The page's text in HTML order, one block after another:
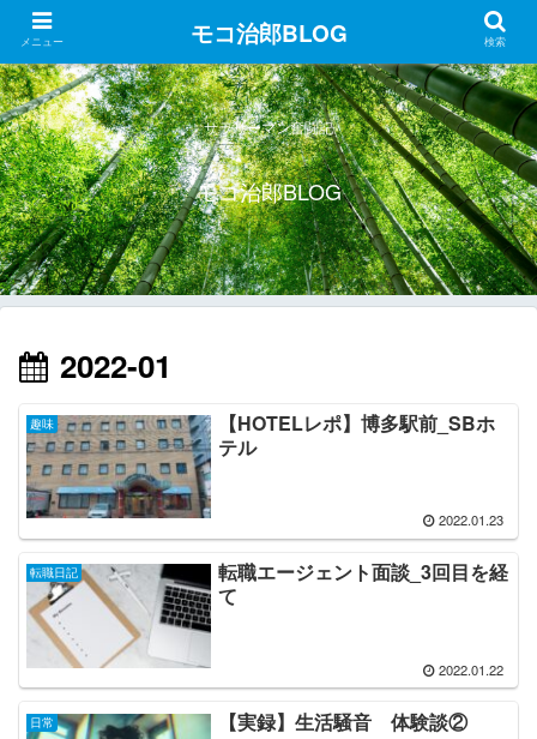
サラリーマン奮闘記
モコ治郎BLOG
2022-01
趣味
【HOTELレポ】博多駅前_SBホ
テル
2022.01.23
転職日記
転職エージェント面談_3回目を経
て
2022.01.22
日常 【実録】生活騒音 体験談②
メニュー モコ治郎BLOG 検索